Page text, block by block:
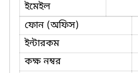
ইমেইল
ফোন (অফিস)
ইন্টারকম
কক্ষ নম্বর